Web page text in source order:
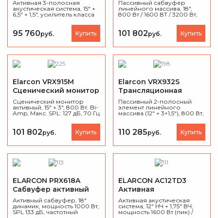
Активная 3-полосная
акустическая система, 15" +
6,5" + 1,5", усилитель класса
дБ, встроенный микшер с
FX-процессором, корпус
из фанеры, вес 43 кг.
95 760руб. Купить
Пассивный сабвуфер
линейного массива, 18",
800 Вт / 1600 ВТ / 3200 Вт,
березовая фанера, вес 37
кг.
101 802руб. Купить
Elarcon VRX915M
Сценический монитор
Сценический монитор
активный, 15" + 3", 800 Вт. Bi-
Amp, Макс. SPL: 127 дБ, 70 Гц
101 802руб. Купить
Elarcon VRX932S
Трансляционная
акустическая система
Пассивный 2-полосный
элемент линейного
массива (12″ + 3×1,5″), 800 Вт,
110 285руб. Купить
ELARCON PRX618A
Сабвуфер активный
Активный сабвуфер, 18″
динамик, мощность 1000 Вт,
SPL 133 дБ, частотный
ELARCON AC12TD3
Активная
акустическая система
Активная акустическая
система, 12" НЧ + 1,75" ВЧ,
мощность 1600 Вт (пик) /